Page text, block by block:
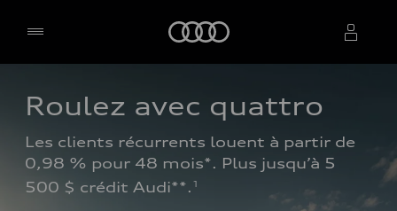
Sélectionner un concessionnaire
Roulez avec quattro
Les clients récurrents louent à partir de
0,98 % pour 48 mois*. Plus jusqu’à 5
500 $ crédit Audi**. 1